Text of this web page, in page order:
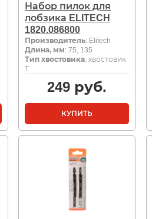
Набор пилок для
лобзика ELITECH
1820.086800
Производитель: Elitech
Длина, мм: 75, 135
Тип хвостовика: хвостовик
Т
249 руб.
КУПИТЬ